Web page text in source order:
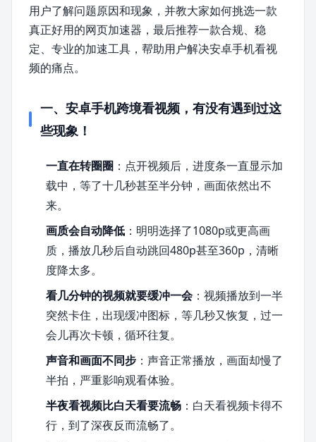
用户了解问题原因和现象，并教大家如何挑选一款
真正好用的网页加速器，最后推荐一款合规、稳
定、专业的加速工具，帮助用户解决安卓手机看视
频的痛点。
一、安卓手机跨境看视频，有没有遇到过这
些现象！
一直在转圈圈 ：点开视频后，进度条一直显示加
载中，等了十几秒甚至半分钟，画面依然出不
来。
画质会自动降低 ：明明选择了1080p或更高画
质，播放几秒后自动跳回480p甚至360p，清晰
度降太多。
看几分钟的视频就要缓冲一会：视频播放到一半
突然卡住，出现缓冲图标，等几秒又恢复，过一
会儿再次卡顿，循环往复。
声音和画面不同步 ：声音正常播放，画面却慢了
半拍，严重影响观看体验。
半夜看视频比白天看要流畅 ：白天看视频卡得不
行，到了深夜反而流畅了。